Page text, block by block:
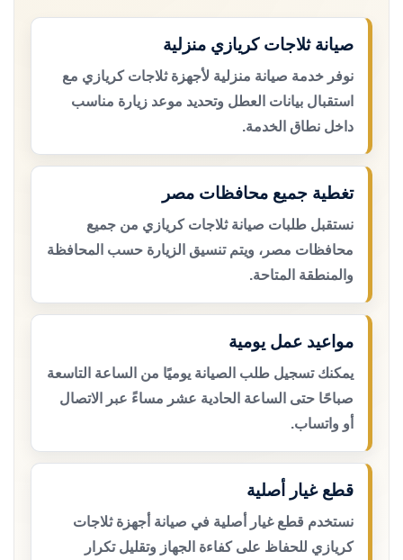
صيانة ثلاجات كريازي منزلية
نوفر خدمة صيانة منزلية لأجهزة ثلاجات كريازي مع
استقبال بيانات العطل وتحديد موعد زيارة مناسب
داخل نطاق الخدمة.
تغطية جميع محافظات مصر
نستقبل طلبات صيانة ثلاجات كريازي من جميع
محافظات مصر، ويتم تنسيق الزيارة حسب المحافظة
والمنطقة المتاحة.
مواعيد عمل يومية
يمكنك تسجيل طلب الصيانة يوميًا من الساعة التاسعة
صباحًا حتى الساعة الحادية عشر مساءً عبر الاتصال
أو واتساب.
قطع غيار أصلية
نستخدم قطع غيار أصلية في صيانة أجهزة ثلاجات
كريازي للحفاظ على كفاءة الجهاز وتقليل تكرار